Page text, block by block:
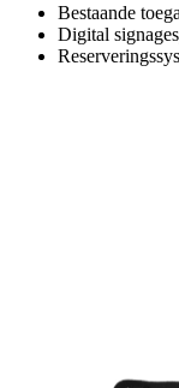
Bestaande
Digital